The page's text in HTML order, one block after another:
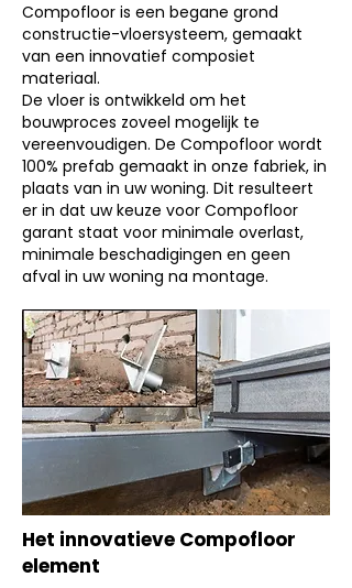
Compofloor is een begane grond
constructie-vloersysteem, gemaakt
van een innovatief composiet
materiaal.
De vloer is ontwikkeld om het
bouwproces zoveel mogelijk te
vereenvoudigen. De Compofloor wordt
100% prefab gemaakt in onze fabriek, in
plaats van in uw woning. Dit resulteert
er in dat uw keuze voor Compofloor
garant staat voor minimale overlast,
minimale beschadigingen en geen
afval in uw woning na montage.
Het innovatieve Compofloor
element